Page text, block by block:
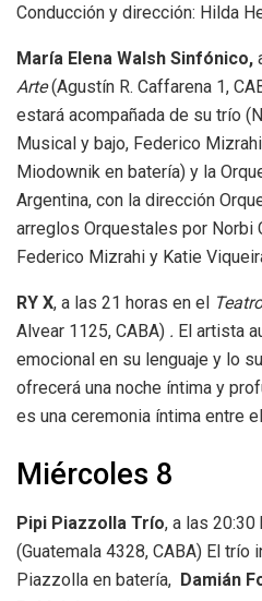
Conducción y dirección: Hilda
María Elena Walsh Sinfónico,
Arte(Agustín R. Caffarena 1,
estará acompañada de su trío
Musical y bajo, Federico
Miodownik en batería) y la
Argentina, con la dirección
arreglos Orquestales por Norbi
Federico Mizrahi y Katie
RY X, a las 21 horas en el
Alvear 1125, CABA) . El artista
emocional en su lenguaje y lo
ofrecerá una noche íntima y
es una ceremonia íntima entre
Miércoles 8
Pipi Piazzolla Trío, a las 20:30
(Guatemala 4328, CABA) El trío
Piazzolla en batería, Damián